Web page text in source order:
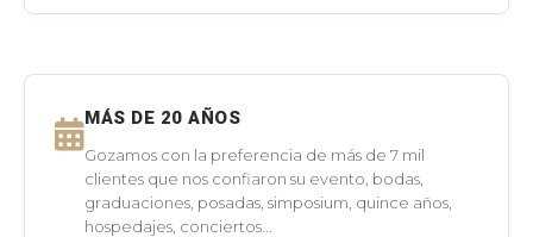
MÁS DE 20 AÑOS
Gozamos con la preferencia de más de 7 mil
clientes que nos confiaron su evento, bodas,
graduaciones, posadas, simposium, quince años,
hospedajes, conciertos...